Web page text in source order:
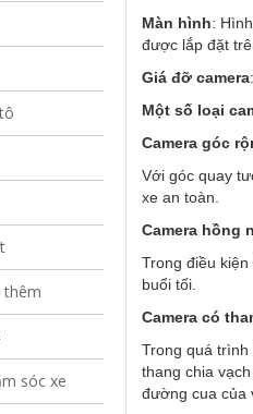
thêm
sóc xe
Màn hình:
được lắp đặt
Giá đỡ camera
Một số loại
Camera góc
Với góc quay
xe an toàn.
Camera hồng
Trong điều
buổi tối.
Camera có
Trong quá
thang chia
đường cua của